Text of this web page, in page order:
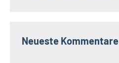
Neueste Kommentare